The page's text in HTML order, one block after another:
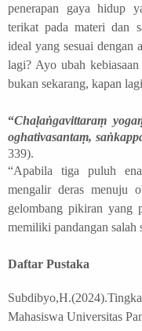
penerapan gaya hidup
terikat pada materi dan
ideal yang sesuai dengan
lagi? Ayo ubah
bukan sekarang, kapan
“Chaḷaṅgavittaraṃ
oghativasantaṃ,
339).
“Apabila tiga puluh
mengalir deras menuju
gelombang pikiran yang
memiliki pandangan salah
Daftar Pustaka
Mahasiswa Universitas